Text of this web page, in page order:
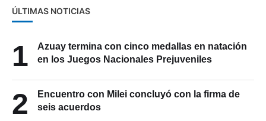
ÚLTIMAS NOTICIAS
1
Azuay termina con cinco medallas en natación
en los Juegos Nacionales Prejuveniles
2
Encuentro con Milei concluyó con la firma de
seis acuerdos